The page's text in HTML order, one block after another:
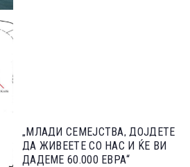
„МЛАДИ СЕМЕЈСТВА, ДОЈДЕТЕ
ДА ЖИВЕЕТЕ СО НАС И ЌЕ ВИ
ДАДЕМЕ 60.000 ЕВРА“